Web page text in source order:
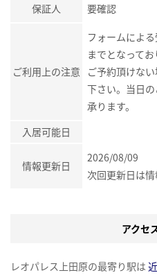
保証人 要確認
ご利用上の注意
フォームによ
までとなって
ご予約頂けな
下さい。当日
承ります。
入居可能日
情報更新日
2026/08/09
次回更新日は
アクセ
レオパレス上田原の最寄り駅は